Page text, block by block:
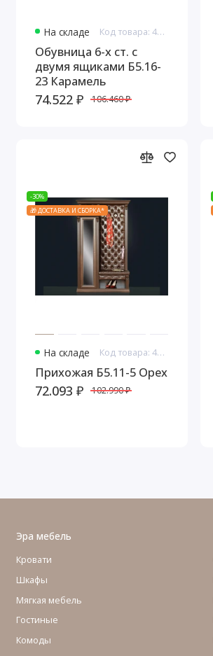
На складе Код товара: 4624
Обувница 6-х ст. с
двумя ящиками Б5.16-
23 Карамель
74.522 ₽ 106.460 ₽
-30%
🎁 ДОСТАВКА И СБОРКА*
На складе Код товара: 4695
Прихожая Б5.11-5 Орех
72.093 ₽ 102.990 ₽
Эра мебель
Кровати
Шкафы
Мягкая мебель
Гостиные
Комоды